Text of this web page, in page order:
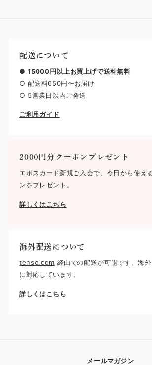
配送について
●15000円以上お買上げで送料無料
○ 配送料650円〜お届け
○ 5営業日以内ご発送
ご利用ガイド
2000円分クーポンプレゼント
エポスカード新規ご入会で、今日から使え
ンをプレゼント。
詳しくはこちら
海外配送について
tenso.com 経由での配送が可能です。海
に対応しています。
詳しくはこちら
メールマガジン